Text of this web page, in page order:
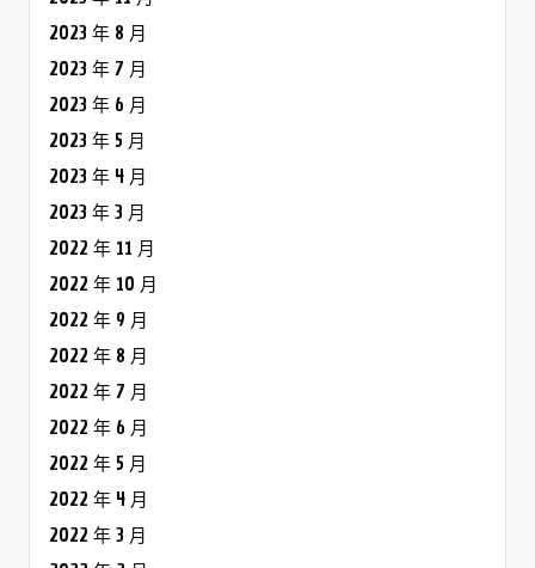
2023 年 8 月
2023 年 7 月
2023 年 6 月
2023 年 5 月
2023 年 4 月
2023 年 3 月
2022 年 11 月
2022 年 10 月
2022 年 9 月
2022 年 8 月
2022 年 7 月
2022 年 6 月
2022 年 5 月
2022 年 4 月
2022 年 3 月